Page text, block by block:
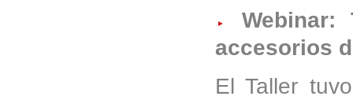
Webinar:
accesorios
El Taller